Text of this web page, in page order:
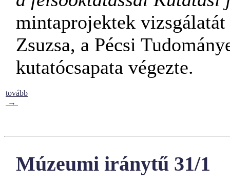
mintaprojektek
Zsuzsa, a Pécsi
kutatócsapata végezte.
tovább
→
Múzeumi iránytű 31/1